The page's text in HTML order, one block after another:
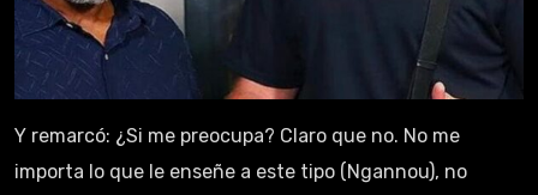
Y remarcó: ¿Si me preocupa? Claro que no. No me
importa lo que le enseñe a este tipo (Ngannou), no